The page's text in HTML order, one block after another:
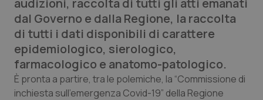
Friuli Venezia Giulia
Lazio
Liguria
Dermatite Atopica
Diabete & glucometri
Disturbi dell’umore
audizioni, raccolta di tutti gli atti emanati
dal Governo e dalla Regione, la raccolta
di tutti i dati disponibili di carattere
epidemiologico, sierologico,
farmacologico e anatomo-patologico.
È pronta a partire, tra le polemiche, la “Commissione di
inchiesta sull’emergenza Covid-19” della Regione